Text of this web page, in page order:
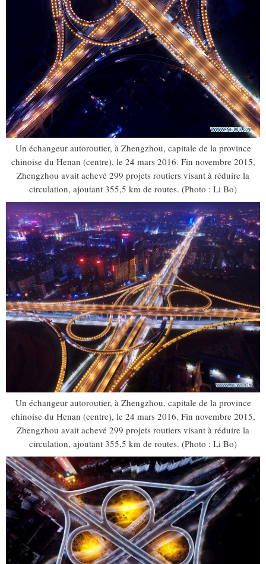
Un échangeur autoroutier, à Zhengzhou, capitale de la province
chinoise du Henan (centre), le 24 mars 2016. Fin novembre 2015,
Zhengzhou avait achevé 299 projets routiers visant à réduire la
circulation, ajoutant 355,5 km de routes. (Photo : Li Bo)
Un échangeur autoroutier, à Zhengzhou, capitale de la province
chinoise du Henan (centre), le 24 mars 2016. Fin novembre 2015,
Zhengzhou avait achevé 299 projets routiers visant à réduire la
circulation, ajoutant 355,5 km de routes. (Photo : Li Bo)